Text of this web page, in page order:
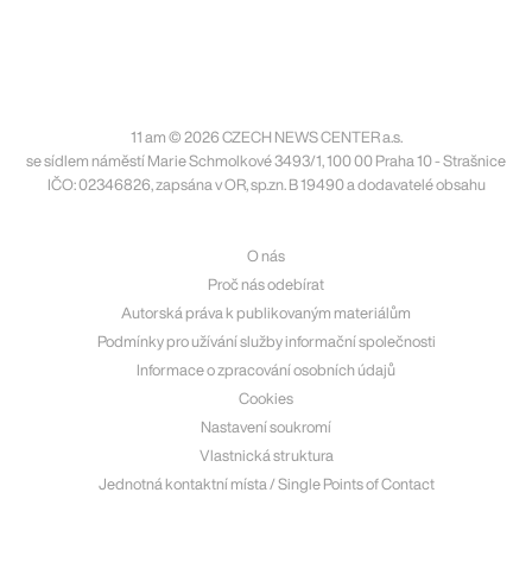
11 am © 2026 CZECH NEWS CENTER a.s.
se sídlem náměstí Marie Schmolkové 3493/1, 100 00 Praha 10 - Strašnice
IČO: 02346826, zapsána v OR, sp.zn. B 19490 a dodavatelé obsahu
O nás
Proč nás odebírat
Autorská práva k publikovaným materiálům
Podmínky pro užívání služby informační společnosti
Informace o zpracování osobních údajů
Cookies
Nastavení soukromí
Vlastnická struktura
Jednotná kontaktní místa / Single Points of Contact